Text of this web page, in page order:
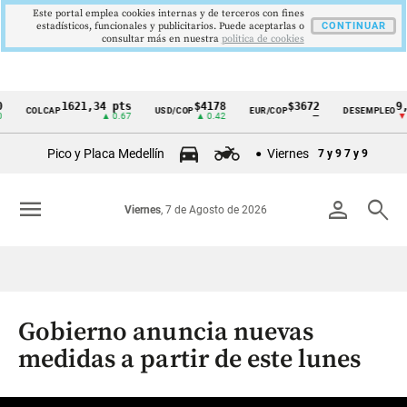
Cintillo
Colombia
1621,34 pts USD/COP$4178
▲ 0.42
EUR/COP$3672
—
DESEMPLEO9,9 %
▼ 0.30
Pico y Placa Medellín Viernes 7 y 9 7 y 9
person search
Viernes, 7 de Agosto de 2026
menu
Gobierno anuncia nuevas
medidas a partir de este lunes
Este portal emplea cookies internas y de terceros con fines
estadísticos, funcionales y publicitarios. Puede aceptarlas o
consultar más en nuestra politica de cookies
CONTINUAR